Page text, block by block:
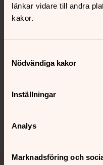
länkar vidare till andra
kakor.
Nödvändiga kakor
Inställningar
Analys
Marknadsföring och
Kalender
Hitta snabbt
Sociala kanaler